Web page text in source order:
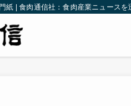
紙 | 食肉通信社：食肉産業ニュースを